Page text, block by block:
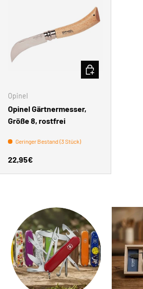
Opinel
Opinel Gärtnermesser,
Größe 8, rostfrei
Geringer Bestand (3 Stück)
Normaler Preis
22,95€
IN DEN WARENKORB